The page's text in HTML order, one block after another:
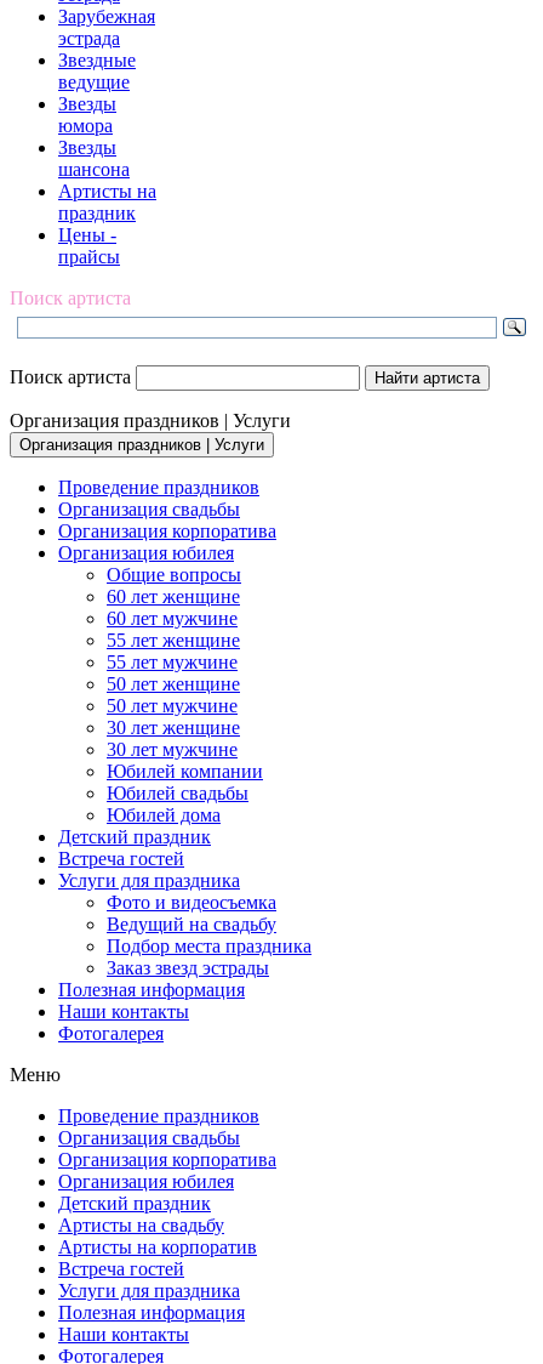
Зарубежная
эстрада
Звездные
ведущие
Звезды
юмора
Звезды
шансона
Артисты на
праздник
Цены -
прайсы
Поиск артиста
Поиск артиста
Организация праздников | Услуги
Организация праздников | Услуги
Проведение праздников
Организация свадьбы
Организация корпоратива
Организация юбилея
Общие вопросы
60 лет женщине
60 лет мужчине
55 лет женщине
55 лет мужчине
50 лет женщине
50 лет мужчине
30 лет женщине
30 лет мужчине
Юбилей компании
Юбилей свадьбы
Юбилей дома
Детский праздник
Встреча гостей
Услуги для праздника
Фото и видеосъемка
Ведущий на свадьбу
Подбор места праздника
Заказ звезд эстрады
Полезная информация
Наши контакты
Фотогалерея
Меню
Проведение праздников
Организация свадьбы
Организация корпоратива
Организация юбилея
Детский праздник
Артисты на свадьбу
Артисты на корпоратив
Встреча гостей
Услуги для праздника
Полезная информация
Наши контакты
Фотогалерея